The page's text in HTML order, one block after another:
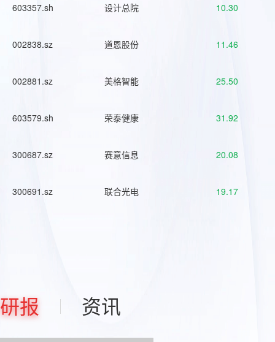
603357.sh 设计总院 10.30
002838.sz 道恩股份 11.46
002881.sz 美格智能 25.50
603579.sh 荣泰健康 31.92
300687.sz 赛意信息 20.08
300691.sz 联合光电 19.17
研报 资讯